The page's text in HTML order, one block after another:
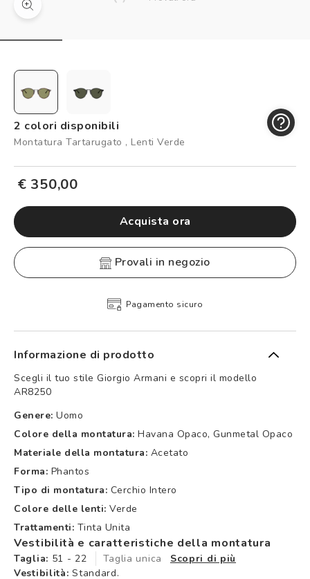
Controllo visivo
Carta fedeltà
Logout
2 colori disponibili
Montatura Tartarugato , Lenti Verde
€ 350,00
Acquista ora
provali in negozio
Pagamento sicuro
Informazione di prodotto
Scegli il tuo stile Giorgio Armani e scopri il modello
AR8250
Genere: Uomo
Colore della montatura: Havana Opaco, Gunmetal Opaco
Materiale della montatura: Acetato
Forma: Phantos
Tipo di montatura: Cerchio Intero
Colore delle lenti: Verde
Trattamenti: Tinta Unita
Vestibilità e caratteristiche della montatura
Taglia: 51 - 22 Taglia unica
Scopri di più
Vestibilità: Standard.